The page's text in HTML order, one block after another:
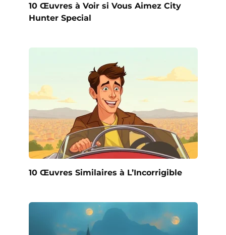
10 Œuvres à Voir si Vous Aimez City
Hunter Special
10 Œuvres Similaires à L’Incorrigible